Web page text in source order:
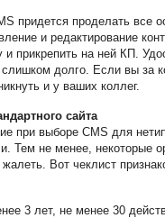
придется проделать все
и редактирование
и прикрепить на ней КП.
долго. Если вы за
и у ваших коллег.
сайта
при выборе CMS для
Тем не менее, некоторые
Вот чеклист
3 лет, не менее 30